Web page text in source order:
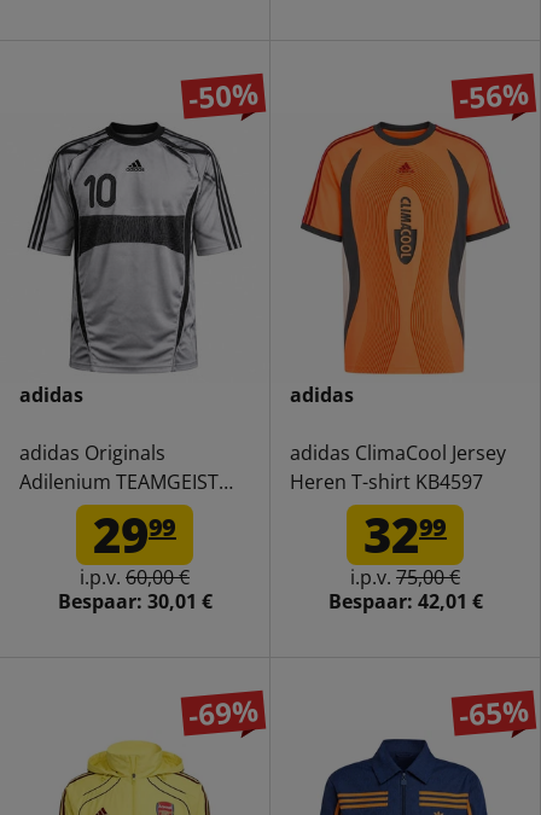
-50%
adidas
adidas Originals
Adilenium TEAMGEIST
Heren Voetbalshirt
2999
i.p.v. 60,00 €
Bespaar: 30,01 €
-56%
adidas
adidas ClimaCool Jersey
Heren T-shirt KB4597
3299
i.p.v. 75,00 €
Bespaar: 42,01 €
-69% -65%